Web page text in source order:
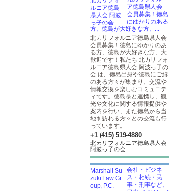
ア徳島県人会
会員募集！徳島
にゆかりのある
方、徳島が大好きな方、...
北カリフォルニア徳島県人会
会員募集！徳島にゆかりのあ
る方、徳島が大好きな方、大
歓迎です！私たち 北カリフォ
ルニア徳島県人会 阿波っ子の
会 は、徳島出身や徳島にご縁
のある方々が集まり、交流や
情報交換を楽しむコミュニテ
ィです。徳島県と連携し、観
光や文化に関する情報提供や
案内を行い、また徳島から当
地を訪れる方々との交流も行
っています。
+1 (415) 519-4880
北カリフォルニア徳島県人会
阿波っ子の会
会社・ビジネ
ス・相続・民
事・刑事など、